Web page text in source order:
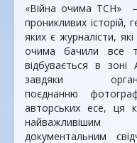
«Війна очима ТСН»
проникливих історій,
яких є журналісти,
очима бачили все
відбувається в
завдяки
поєднанню
авторських есе, ця
найважливішим
документальним